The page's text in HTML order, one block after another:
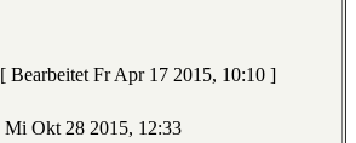
[ Bearbeitet Fr Apr 17 2015, 10:10 ]
Mi Okt 28 2015, 12:33